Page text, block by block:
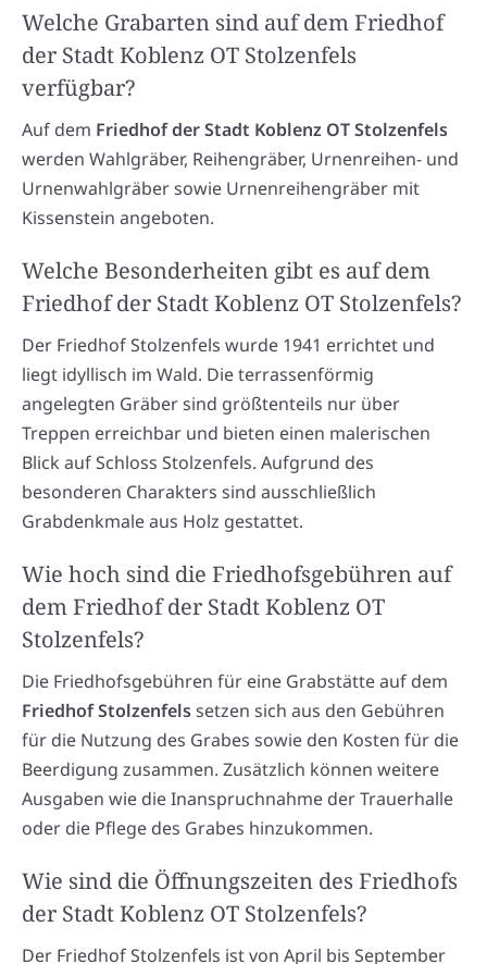
Welche Grabarten sind auf dem Friedhof
der Stadt Koblenz OT Stolzenfels
verfügbar?
Auf dem Friedhof der Stadt Koblenz OT Stolzenfels
werden Wahlgräber, Reihengräber, Urnenreihen- und
Urnenwahlgräber sowie Urnenreihengräber mit
Kissenstein angeboten.
Welche Besonderheiten gibt es auf dem
Friedhof der Stadt Koblenz OT Stolzenfels?
Der Friedhof Stolzenfels wurde 1941 errichtet und
liegt idyllisch im Wald. Die terrassenförmig
angelegten Gräber sind größtenteils nur über
Treppen erreichbar und bieten einen malerischen
Blick auf Schloss Stolzenfels. Aufgrund des
besonderen Charakters sind ausschließlich
Grabdenkmale aus Holz gestattet.
Wie hoch sind die Friedhofsgebühren auf
dem Friedhof der Stadt Koblenz OT
Stolzenfels?
Die Friedhofsgebühren für eine Grabstätte auf dem
Friedhof Stolzenfelssetzen sich aus den Gebühren
für die Nutzung des Grabes sowie den Kosten für die
Beerdigung zusammen. Zusätzlich können weitere
Ausgaben wie die Inanspruchnahme der Trauerhalle
oder die Pflege des Grabes hinzukommen.
Wie sind die Öffnungszeiten des Friedhofs
der Stadt Koblenz OT Stolzenfels?
Der Friedhof Stolzenfels ist von April bis September